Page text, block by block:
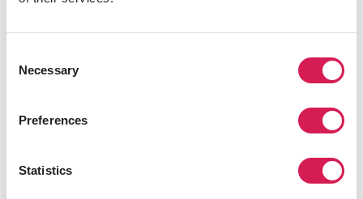
Selection
Necessary
Preferences
Statistics
めです。
IKEAは世界各地に店舗を持つ家具・インテリアの専門店
で、家具、照明、ファブリックなどを一度にそろえるこ
とができます。低価格で組み立ても簡単な点から、学生に
人気があります。